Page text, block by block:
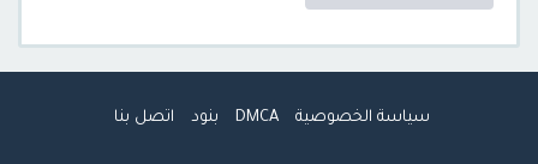
سياسة الخصوصية DMCA بنود اتصل بنا